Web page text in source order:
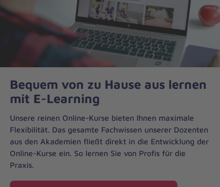
Bequem von zu Hause aus lernen
mit E-Learning
Unsere reinen Online-Kurse bieten Ihnen maximale
Flexibilität. Das gesamte Fachwissen unserer Dozenten
aus den Akademien fließt direkt in die Entwicklung der
Online-Kurse ein. So lernen Sie von Profis für die
Praxis.